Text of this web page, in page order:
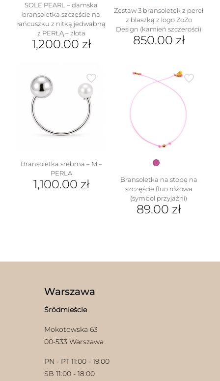
SOLE PEARL – damska
bransoletka szczęście na
łańcuszku z nitką jedwabną
z PERŁĄ – złota
1,200.00 zł
wariantów.
wybrać
na
Zestaw 3 bransoletek z pereł
z blaszką z logo ZoZo
Design (kamień szczerości)
850.00 zł
Bransoletka srebrna – M –
PERLA
1,100.00 zł
Bransoletka na stopę na
szczęście fluo różowa
(symbol przyjaźni)
89.00 zł
Warszawa
Śródmieście
Mokotowska 63
00-533 Warszawa
PN - PT 11:00 - 19:00
SB 11:00 - 18:00